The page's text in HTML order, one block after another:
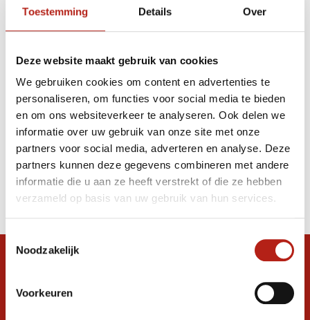
Toestemming Details Over
Deze website maakt gebruik van cookies
We gebruiken cookies om content en advertenties te
personaliseren, om functies voor social media te bieden
en om ons websiteverkeer te analyseren. Ook delen we
informatie over uw gebruik van onze site met onze
partners voor social media, adverteren en analyse. Deze
partners kunnen deze gegevens combineren met andere
informatie die u aan ze heeft verstrekt of die ze hebben
verzameld op basis van uw gebruik van hun services.
Toestemmingsselectie
Noodzakelijk
Voorkeuren
Apply filters
Producten getagd met
Adidas Dobok ITF Black
Belt Champion
Producten
Filter
Stel je vraag in de chat, en we helpen je
graag verder. 24/7